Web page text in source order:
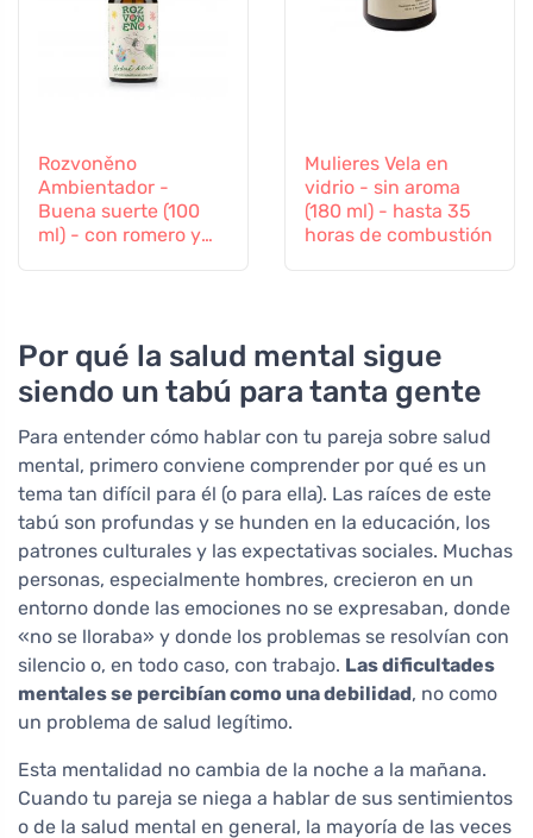
Rozvoněno
Ambientador -
Buena suerte (100
ml) - con romero y
Mulieres Vela en
vidrio - sin aroma
(180 ml) - hasta 35
horas de combustión
Por qué la salud mental sigue
siendo un tabú para tanta gente
Para entender cómo hablar con tu pareja sobre salud
mental, primero conviene comprender por qué es un
tema tan difícil para él (o para ella). Las raíces de este
tabú son profundas y se hunden en la educación, los
patrones culturales y las expectativas sociales. Muchas
personas, especialmente hombres, crecieron en un
entorno donde las emociones no se expresaban, donde
«no se lloraba» y donde los problemas se resolvían con
silencio o, en todo caso, con trabajo. Las dificultades
mentales se percibían como una debilidad, no como
un problema de salud legítimo.
Esta mentalidad no cambia de la noche a la mañana.
Cuando tu pareja se niega a hablar de sus sentimientos
o de la salud mental en general, la mayoría de las veces